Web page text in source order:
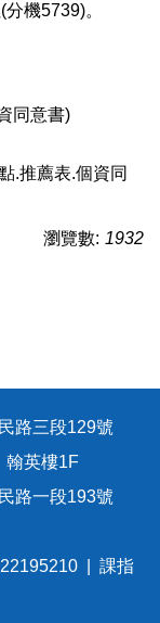
機5739)。
同意書)
.推薦表.個資同
瀏覽數: 1932
路三段129號
翰英樓1F
路一段193號
| 課指